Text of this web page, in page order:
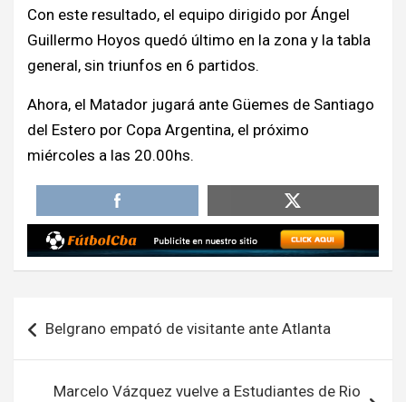
Con este resultado, el equipo dirigido por Ángel
Guillermo Hoyos quedó último en la zona y la tabla
general, sin triunfos en 6 partidos.
Ahora, el Matador jugará ante Güemes de Santiago
del Estero por Copa Argentina, el próximo
miércoles a las 20.00hs.
de
entradas
Belgrano empató de visitante ante Atlanta
Marcelo Vázquez vuelve a Estudiantes de Rio